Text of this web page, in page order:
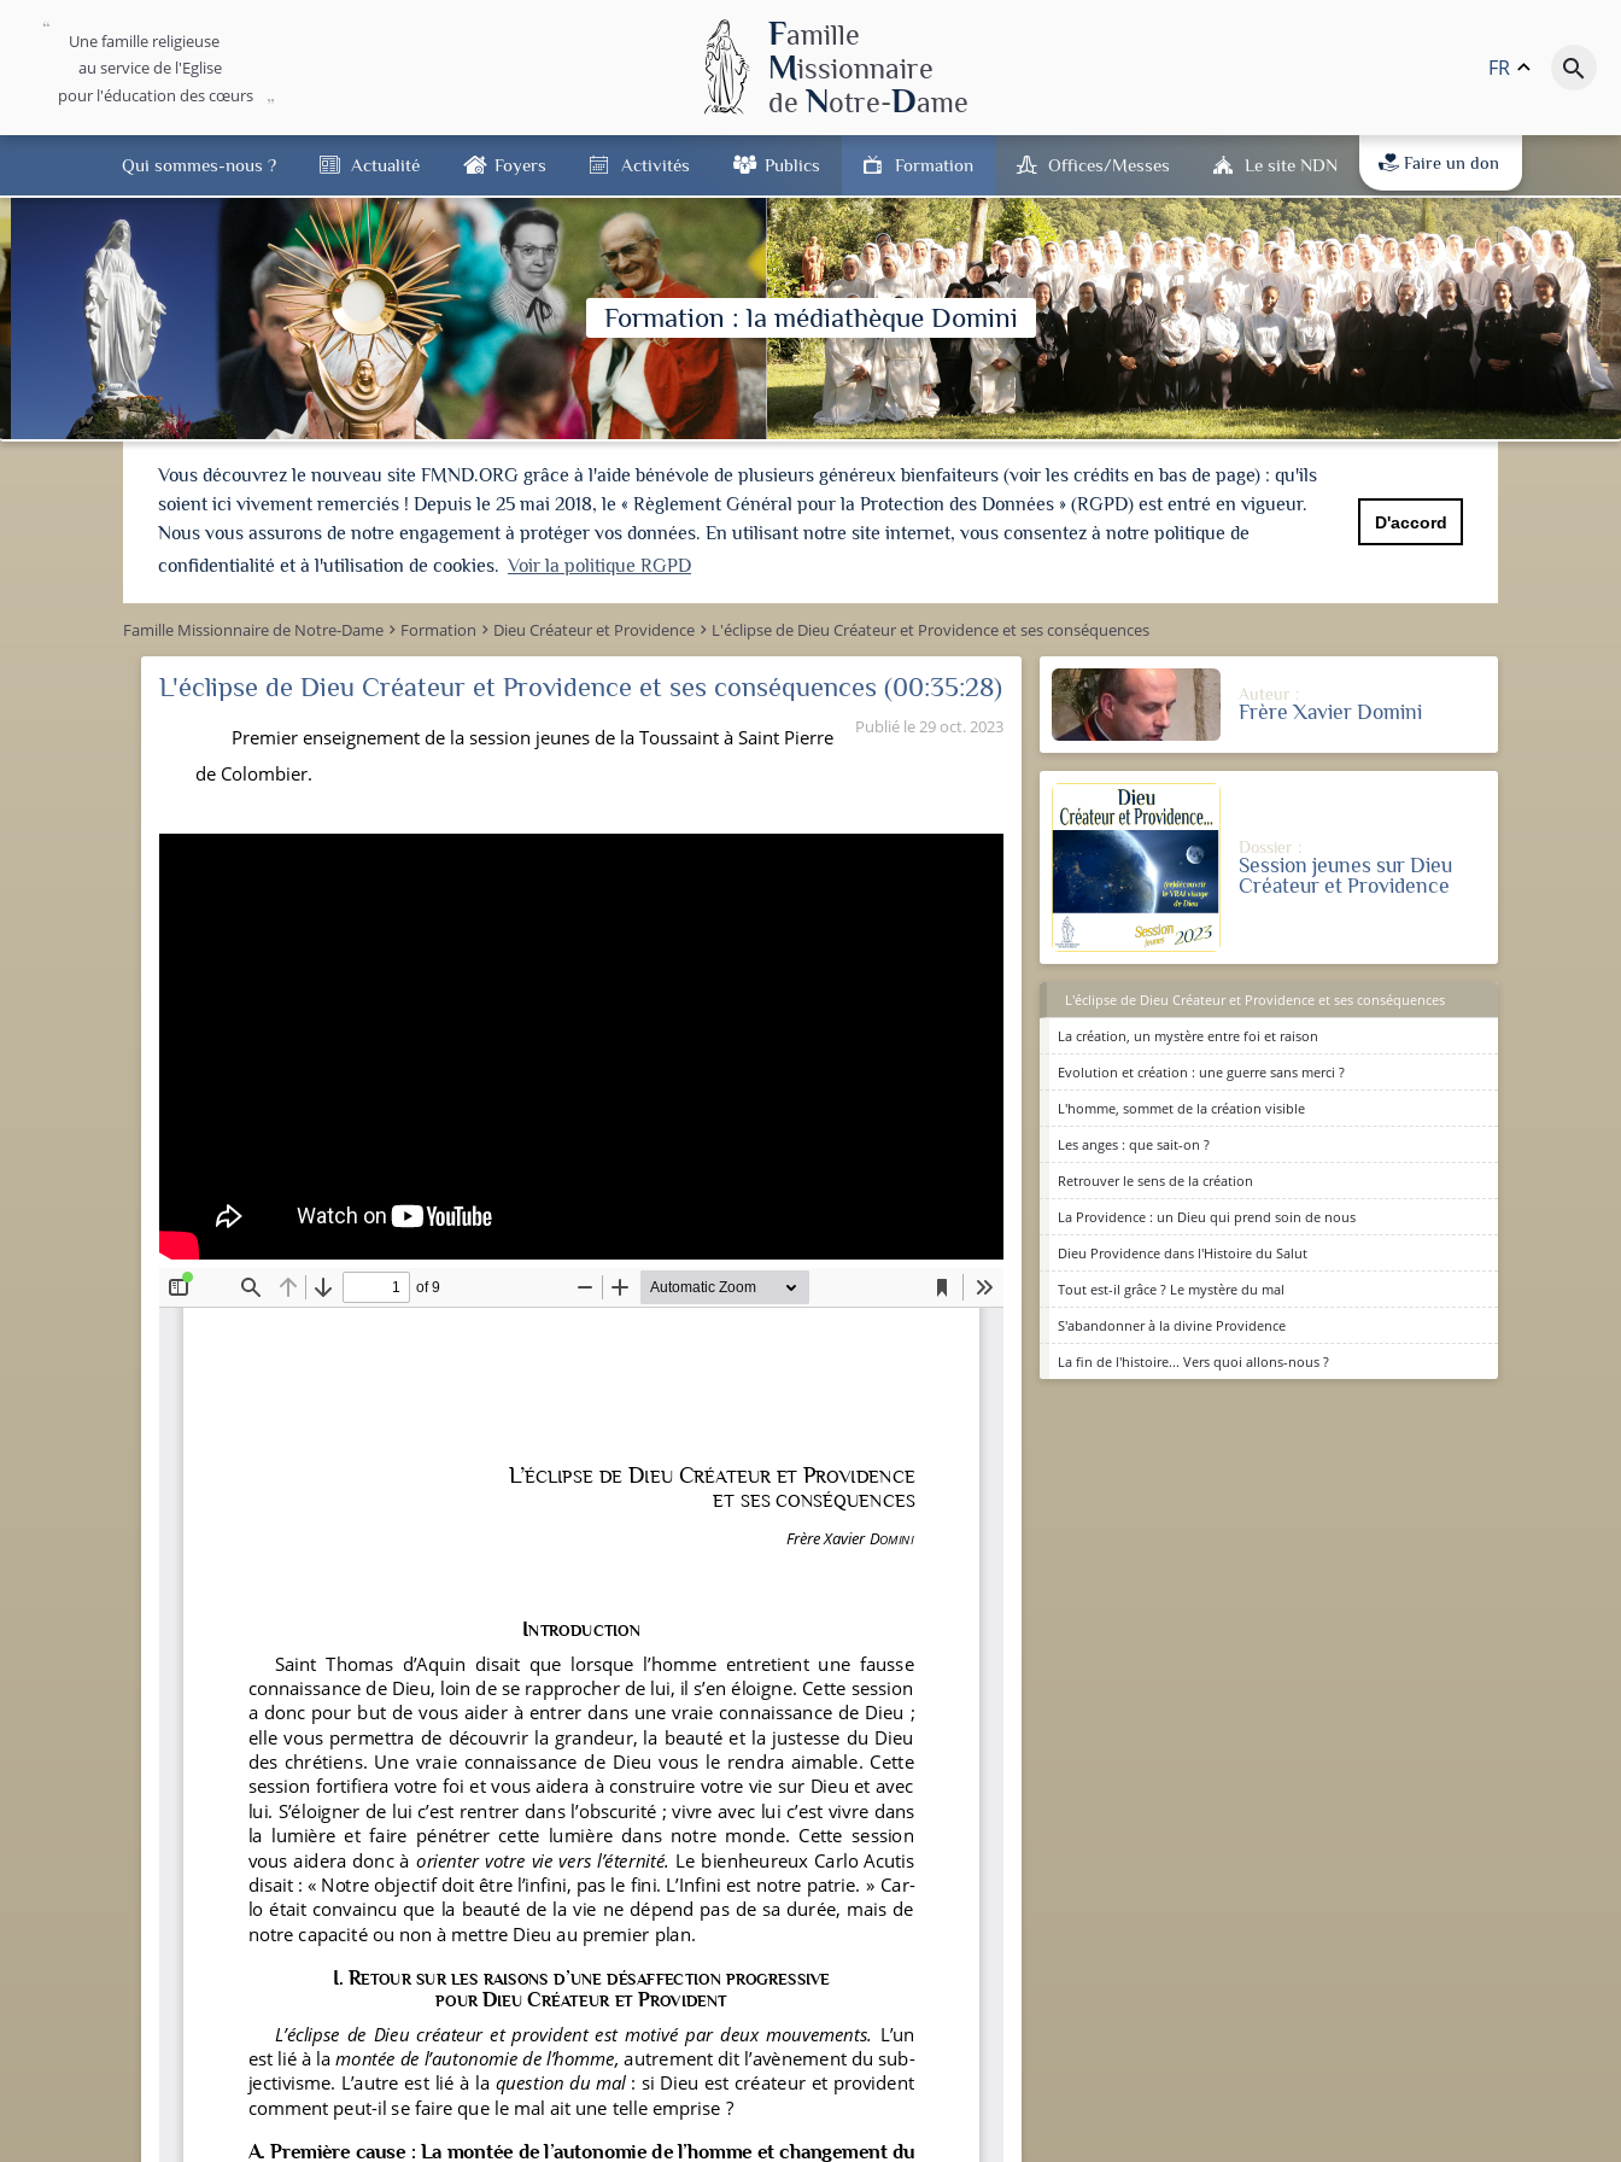
Une famille religieuse
au service de l'Eglise
pour l'éducation des cœurs
Famille
Missionnaire
de Notre-Dame
FR keyboard_arrow_up search
Qui sommes-nous ? Actualité Foyers Activités Publics Formation Offices/Messes Le site NDN Faire un don
Formation : la médiathèque Domini
Vous découvrez le nouveau site FMND.ORG grâce à l'aide bénévole de plusieurs généreux bienfaiteurs (voir les crédits en bas de page) : qu'ils
soient ici vivement remerciés ! Depuis le 25 mai 2018, le « Règlement Général pour la Protection des Données » (RGPD) est entré en vigueur.
Nous vous assurons de notre engagement à protéger vos données. En utilisant notre site internet, vous consentez à notre politique de
confidentialité et à l'utilisation de cookies. Voir la politique RGPD
D'accord
Famille Missionnaire de Notre-Dame keyboard_arrow_right Formation keyboard_arrow_right Dieu Créateur et Providence keyboard_arrow_right L'éclipse de Dieu Créateur et Providence et ses conséquences
L'éclipse de Dieu Créateur et Providence et ses conséquences (00:35:28)
Publié le 29 oct. 2023
Premier enseignement de la session jeunes de la Toussaint à Saint Pierre
de Colombier.
Auteur :
Frère Xavier Domini
Dossier :
Session jeunes sur Dieu
Créateur et Providence
L'éclipse de Dieu Créateur et Providence et ses conséquences
La création, un mystère entre foi et raison
Evolution et création : une guerre sans merci ?
L'homme, sommet de la création visible
Les anges : que sait-on ?
Retrouver le sens de la création
La Providence : un Dieu qui prend soin de nous
Dieu Providence dans l'Histoire du Salut
Tout est-il grâce ? Le mystère du mal
S'abandonner à la divine Providence
La fin de l'histoire... Vers quoi allons-nous ?